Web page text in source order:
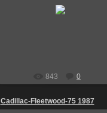
843 0
Cadillac-Fleetwood-75 1987